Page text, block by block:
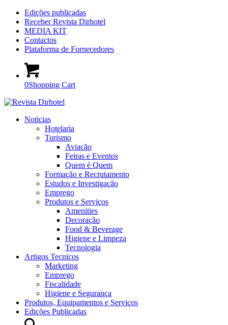
Edições publicadas
Receber Revista Dirhotel
MEDIA KIT
Contactos
Plataforma de Fornecedores
0Shopping Cart
Noticias
Hotelaria
Turismo
Aviação
Feiras e Eventos
Quem é Quem
Formação e Recrutamento
Estudos e Investigação
Emprego
Produtos e Serviços
Amenities
Decoração
Food & Beverage
Higiene e Limpeza
Tecnologia
Artigos Tecnicos
Marketing
Emprego
Fiscalidade
Higiene e Segurança
Produtos, Equipamentos e Serviços
Edições Publicadas